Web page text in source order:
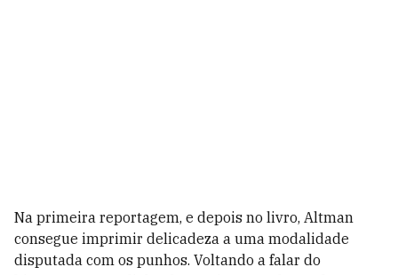
Na primeira reportagem, e depois no livro, Altman
consegue imprimir delicadeza a uma modalidade
disputada com os punhos. Voltando a falar do